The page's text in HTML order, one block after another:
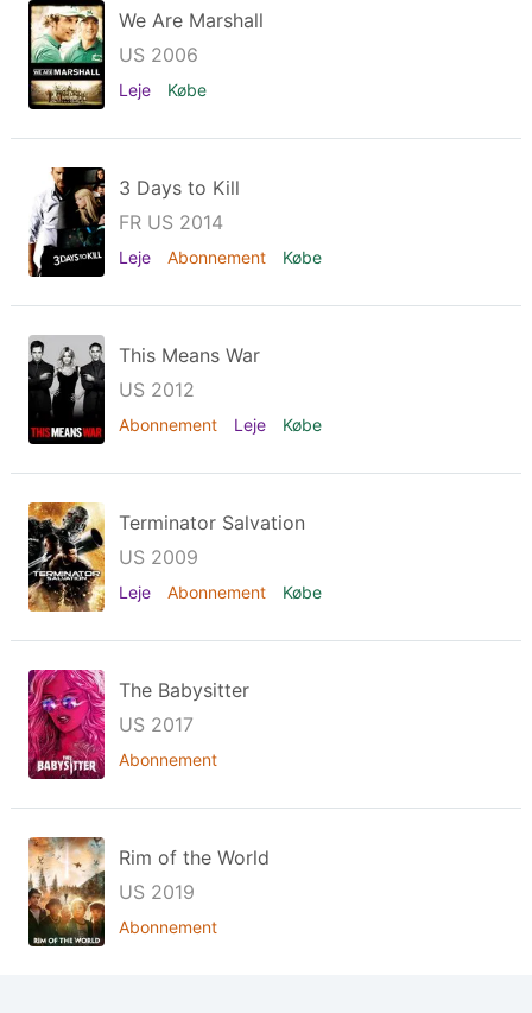
We Are Marshall
US 2006
Leje Købe
3 Days to Kill
FR US 2014
Leje Abonnement Købe
This Means War
US 2012
Abonnement Leje Købe
Terminator Salvation
US 2009
Leje Abonnement Købe
The Babysitter
US 2017
Abonnement
Rim of the World
US 2019
Abonnement